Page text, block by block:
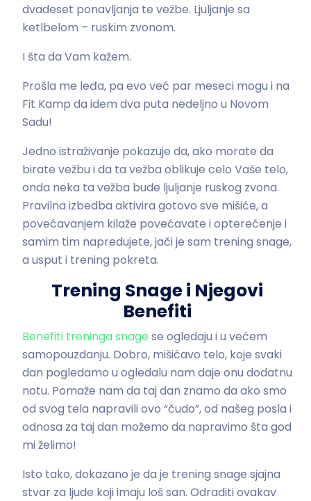
dvadeset ponavljanja te vežbe. Ljuljanje sa
ketlbelom – ruskim zvonom.
I šta da Vam kažem.
Prošla me leđa, pa evo već par meseci mogu i na
Fit Kamp da idem dva puta nedeljno u Novom
Sadu!
Jedno istraživanje pokazuje da, ako morate da
birate vežbu i da ta vežba oblikuje celo Vaše telo,
onda neka ta vežba bude ljuljanje ruskog zvona.
Pravilna izbedba aktivira gotovo sve mišiće, a
povećavanjem kilaže povećavate i opterećenje i
samim tim napredujete, jači je sam trening snage,
a usput i trening pokreta.
Trening Snage i Njegovi
Benefiti
Benefiti treninga snage se ogledaju i u većem
samopouzdanju. Dobro, mišićavo telo, koje svaki
dan pogledamo u ogledalu nam daje onu dodatnu
notu. Pomaže nam da taj dan znamo da ako smo
od svog tela napravili ovo “čudo”, od našeg posla i
odnosa za taj dan možemo da napravimo šta god
mi želimo!
Isto tako, dokazano je da je trening snage sjajna
stvar za ljude koji imaju loš san. Odraditi ovakav